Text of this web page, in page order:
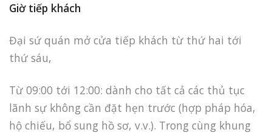
Giờ tiếp khách
Đại sứ quán mở cửa tiếp khách từ thứ hai tới
thứ sáu,
Từ 09:00 tới 12:00: dành cho tất cả các thủ tục
lãnh sự không cần đặt hẹn trước (hợp pháp hóa,
hộ chiếu, bổ sung hồ sơ, v.v.). Trong cùng khung